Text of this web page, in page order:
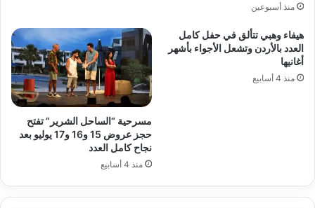
منذ أسبوعين
هيفاء وهبي تتألق في حفل كامل
العدد بالأردن وتشعل الأجواء بأشهر
أغانيها
منذ 4 أسابيع
مسرحية “الساحل الشرير” تفتح
حجز عروض 15 و16 و17 يوليو بعد
نجاح كامل العدد
منذ 4 أسابيع